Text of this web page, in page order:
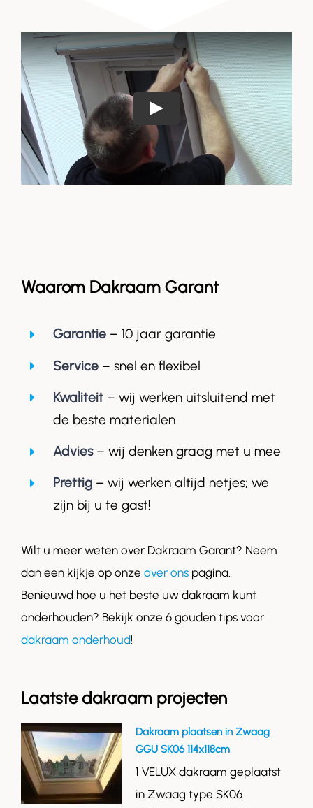
Waarom Dakraam Garant
Garantie– 10 jaar garantie
Service – snel en flexibel
Kwaliteit– wij werken uitsluitend met
de beste materialen
Advies– wij denken graag met u mee
Prettig– wij werken altijd netjes; we
zijn bij u te gast!
Wilt u meer weten over Dakraam Garant? Neem
dan een kijkje op onze over ons pagina.
Benieuwd hoe u het beste uw dakraam kunt
onderhouden? Bekijk onze 6 gouden tips voor
dakraam onderhoud!
Laatste dakraam projecten
Dakraam plaatsen in Zwaag
GGU SK06 114x118cm
1 VELUX dakraam geplaatst
in Zwaag type SK06